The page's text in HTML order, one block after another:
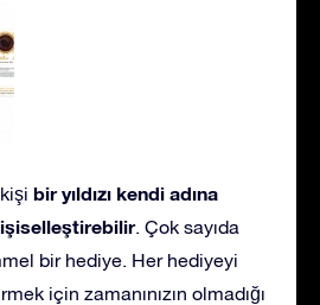
bir yıldızı kendi adına
. Çok sayıda
bir hediye. Her hediyeyi
için zamanınızın olmadığı